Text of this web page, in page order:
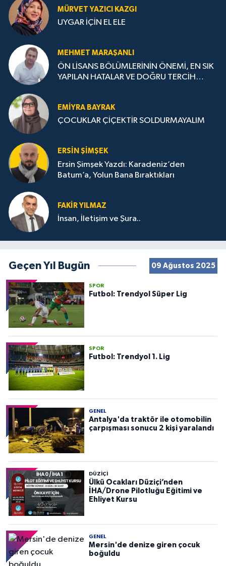
MÜRVET YAZICI KAZGI
UYGAR İÇİN EL ELE
MEHMET MARAŞANLI
ÖN LİSANS BÖLÜMLERİNİN ÖNEMİ, EN SIK
YAPILAN HATALAR VE DOĞRU TERCİH
EMIYRA BAYRAK
ÇOCUKLAR ÇİÇEKTİR SOLDURMAYALIM
ERSIN ŞIMŞEK
Ersin Şimşek Yazdı: Karadeniz’den
Batum’a, Yolun Bana Bıraktıkları
FAKIR YILMAZ
İnsan, İletişim ve Şura..
Geçen Yıl Bugün 09 Ağustos 2025
SPOR
Futbol: Trendyol Süper Lig
SPOR
Futbol: Trendyol 1. Lig
GENEL
Antalya'da traktör ile otomobilin
çarpışması sonucu 2 kişi yaralandı
DÜZIÇI
Ülkü Ocakları Düziçi’nden
İHA/Drone Pilotluğu Eğitimi ve
Ehliyet Kursu
GENEL
Mersin'de denize giren çocuk
boğuldu